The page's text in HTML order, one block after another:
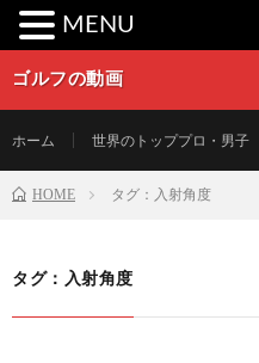
ゴルフの動画
ホーム 世界のトッププロ・男子
HOME タグ：入射角度
タグ：入射角度
MENU